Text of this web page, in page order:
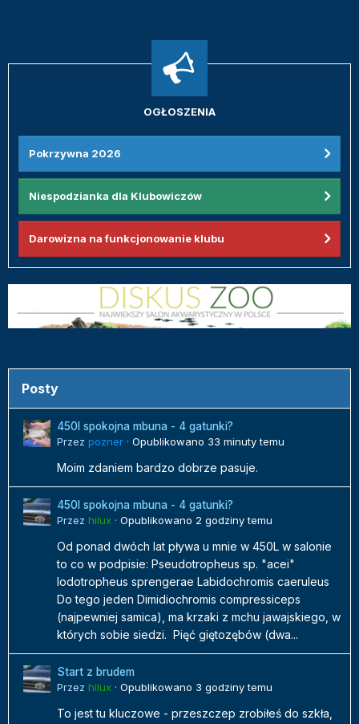
OGŁOSZENIA
Pokrzywna 2026
Niespodzianka dla Klubowiczów
Darowizna na funkcjonowanie klubu
Posty
450l spokojna mbuna - 4 gatunki?
Przez pozner · Opublikowano 33 minuty temu
Moim zdaniem bardzo dobrze pasuje.
450l spokojna mbuna - 4 gatunki?
Przez hilux · Opublikowano 2 godziny temu
Od ponad dwóch lat pływa u mnie w 450L w salonie
to co w podpisie: Pseudotropheus sp. "acei"
Iodotropheus sprengerae Labidochromis caeruleus
Do tego jeden Dimidiochromis compressiceps
(najpewniej samica), ma krzaki z mchu jawajskiego, w
których sobie siedzi. Pięć giętozębów (dwa...
Start z brudem
Przez hilux · Opublikowano 3 godziny temu
To jest tu kluczowe - przeszczep zrobiłeś do szkła,